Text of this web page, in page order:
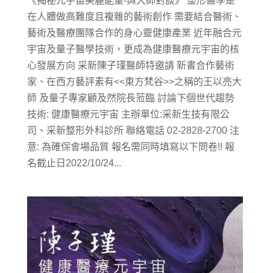
在人體做高難度且複雜的藝術創作 需要結合醫術、
藝術及醫療團隊合作的身心靈健康產業 近年融合元
宇宙及量子醫學技術，更成為健康醫療元宇宙的核
心發展方向 采新陳子瑾醫師特邀請 新書合作藝術
家、在西方藝評素有<<東方梵谷>>之稱的王以亮大
師 及量子專家顧及然院長蒞臨 討論下個世代趨勢
技術: 健康醫療元宇宙 主辦單位:采新生技有限公
司、采新整形外科診所 聯絡電話 02-2828-2700 注
意: 為確保會場品質 報名需同時填寫以下問卷!! 報
名截止日2022/10/24...